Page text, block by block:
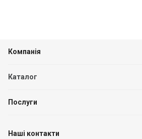
Компанія
Каталог
Послуги
Наші контакти